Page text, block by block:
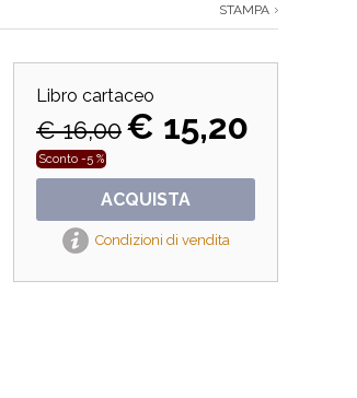
STAMPA
Libro cartaceo
€ 16,00€ 15,20
Sconto -5 %
ACQUISTA
Condizioni di vendita